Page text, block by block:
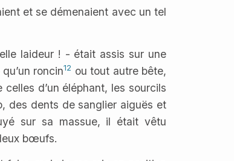
et se démenaient avec un tel
laideur ! - était assis sur une
roncin12 ou tout autre bête,
d’un éléphant, les sourcils
des dents de sanglier aiguës et
sur sa massue, il était vêtu
bœufs.